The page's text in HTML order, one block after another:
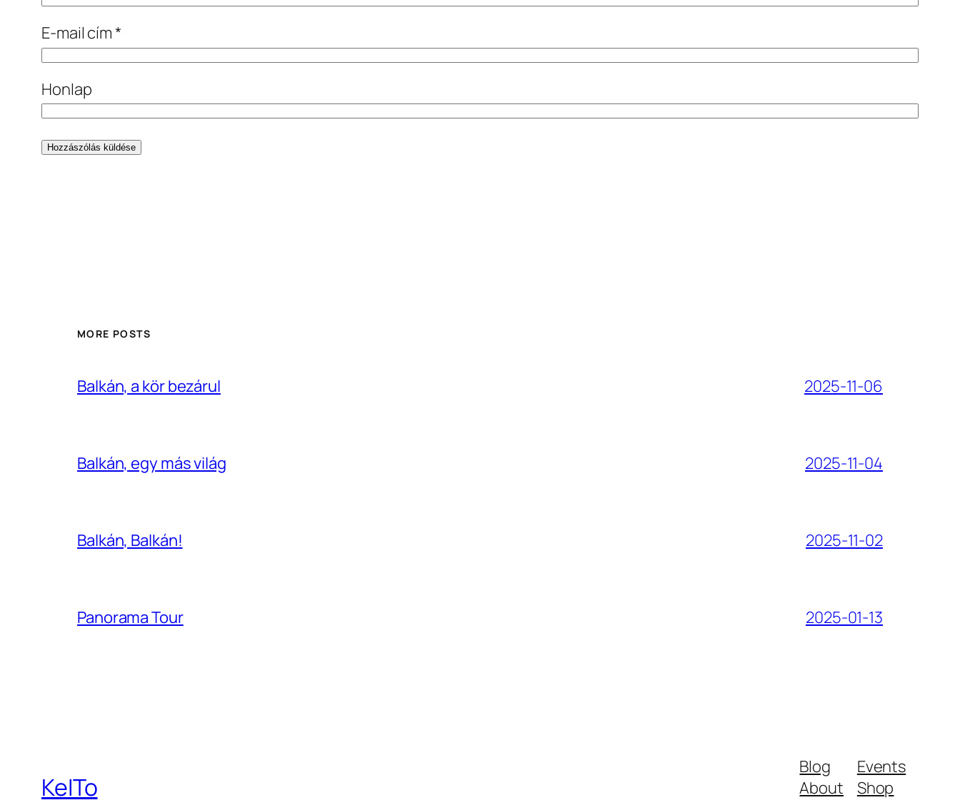
E-mail cím*
Honlap
MORE POSTS
Balkán, a kör bezárul 2025-11-06
Balkán, egy más világ 2025-11-04
Balkán, Balkán! 2025-11-02
Panorama Tour 2025-01-13
KeITo
Blog
About
Events
Shop